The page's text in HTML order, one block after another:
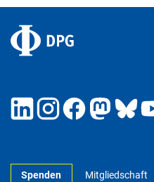
Spenden Mitgliedschaft